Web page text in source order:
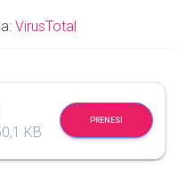
VirusTotal
KB
PRENESI